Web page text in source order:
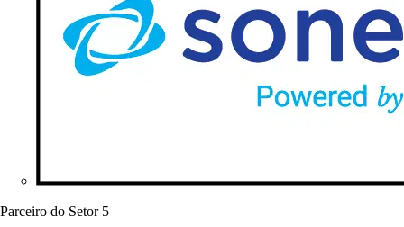
Parceiro do Setor 5